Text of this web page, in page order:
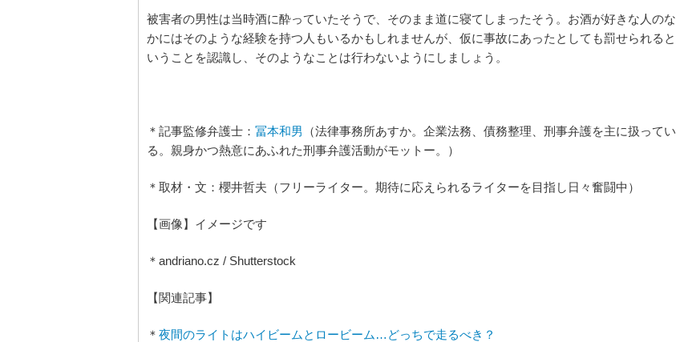
被害者の男性は当時酒に酔っていたそうで、そのまま道に寝てしまったそう。お酒が好きな人のな
かにはそのような経験を持つ人もいるかもしれませんが、仮に事故にあったとしても罰せられると
いうことを認識し、そのようなことは行わないようにしましょう。
＊記事監修弁護士： 冨本和男
（法律事務所あすか。企業法務、債務整理、刑事弁護を主に扱ってい
る。親身かつ熱意にあふれた刑事弁護活動がモットー。）
＊取材・文：櫻井哲夫（フリーライター。期待に応えられるライターを目指し日々奮闘中）
【画像】イメージです
＊andriano.cz / Shutterstock
【関連記事】
＊ 夜間のライトはハイビームとロービーム…どっちで走るべき？